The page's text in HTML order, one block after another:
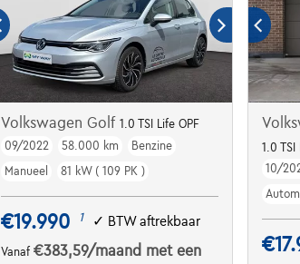
Volkswagen Golf1.0 TSI Life OPF
09/2022
58.000 km
Benzine
Manueel
81 kW ( 109 PK )
€19.990 1 ✓ BTW aftrekbaar
Vanaf€383,59/maand met een
1.0
10/